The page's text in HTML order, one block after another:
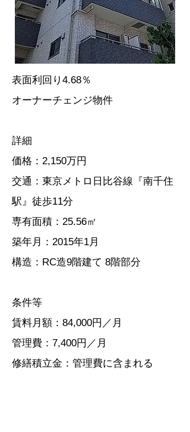
​表面利回り4.68％
オーナーチェンジ物件
​詳細
​価格：2,150万円
交通：東京メトロ日比谷線『南千住
駅』徒歩11分
専有面積：25.56㎡
築年月：2015年1月
構造​：RC造9階建て 8階部分
条件等
賃料月額：84,000円／月
管理費：7,400円／月
修繕積立金：管理費に含まれる